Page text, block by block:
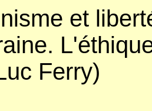
et
Ferry)